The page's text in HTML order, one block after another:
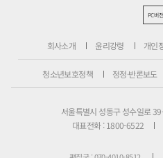
PC버전
회사소개 윤리강령 개인
청소년보호정책 정정·반론보도
서울특별시 성동구 성수일로
대표전화 : 1800-6522